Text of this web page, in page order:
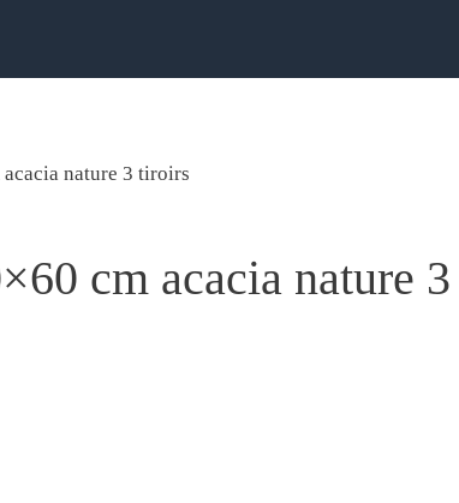
nature 3 tiroirs
cm acacia nature 3